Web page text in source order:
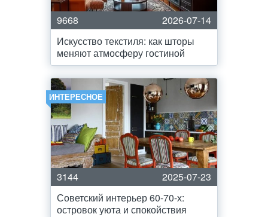
9668
2026-07-14
Искусство текстиля: как шторы
меняют атмосферу гостиной
ИНТЕРЕСНОЕ
3144
2025-07-23
Советский интерьер 60-70-х:
островок уюта и спокойствия